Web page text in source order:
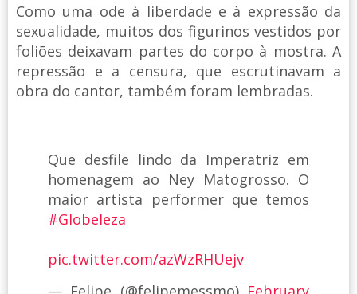
Como uma ode à liberdade e à expressão da
sexualidade, muitos dos figurinos vestidos por
foliões deixavam partes do corpo à mostra. A
repressão e a censura, que escrutinavam a
obra do cantor, também foram lembradas.
Que desfile lindo da Imperatriz em
homenagem ao Ney Matogrosso. O
maior artista performer que temos
#Globeleza
pic.twitter.com/azWzRHUejv